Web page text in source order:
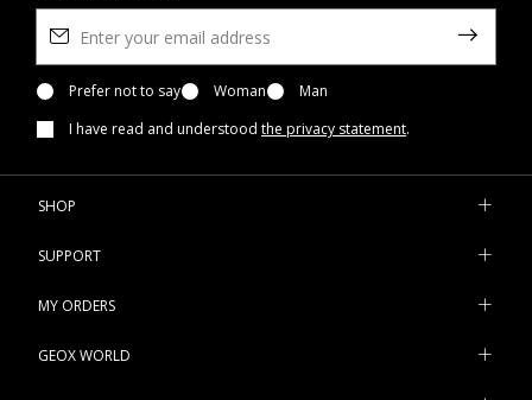
Prefer not to say Woman
Man
I have read and understood the privacy statement.
SHOP
SUPPORT
MY ORDERS
GEOX WORLD